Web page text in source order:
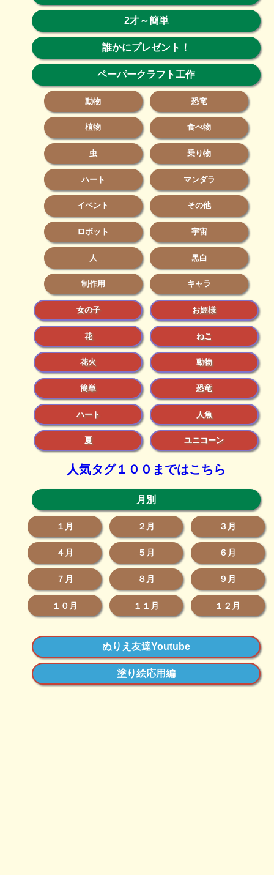
2才～簡単
誰かにプレゼント！
ペーパークラフト工作
動物 恐竜
植物 食べ物
虫 乗り物
ハート マンダラ
イベント その他
ロボット 宇宙
人 黒白
制作用 キャラ
女の子 お姫様
花 ねこ
花火 動物
簡単 恐竜
ハート 人魚
夏 ユニコーン
人気タグ１００まではこちら
月別
１月 ２月 ３月
４月 ５月 ６月
７月 ８月 ９月
１０月 １１月 １２月
ぬりえ友達Youtube
塗り絵応用編